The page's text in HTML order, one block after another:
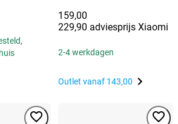
159,00
229,90 adviesprijs Xiaomi
2-4 werkdagen
Outlet vanaf 143,00